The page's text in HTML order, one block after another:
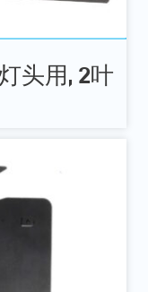
头用, 2叶